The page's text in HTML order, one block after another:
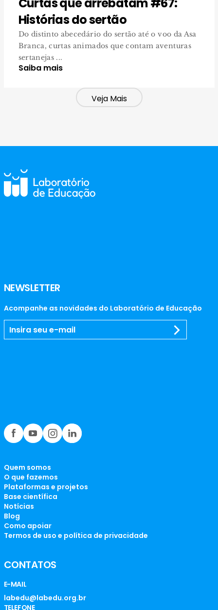
Histórias do sertão
Do distinto abecedário do sertão até o voo da Asa
Branca, curtas animados que contam aventuras
sertanejas ...
Saiba mais
Veja Mais
NEWSLETTER
Acompanhe as novidades do Laboratório de Educação
Quem somos
O que fazemos
Plataformas e projetos
Base científica
Notícias
Blog
Como apoiar
Termos de uso e política de privacidade
CONTATOS
E-MAIL
labedu@labedu.org.br
TELEFONE